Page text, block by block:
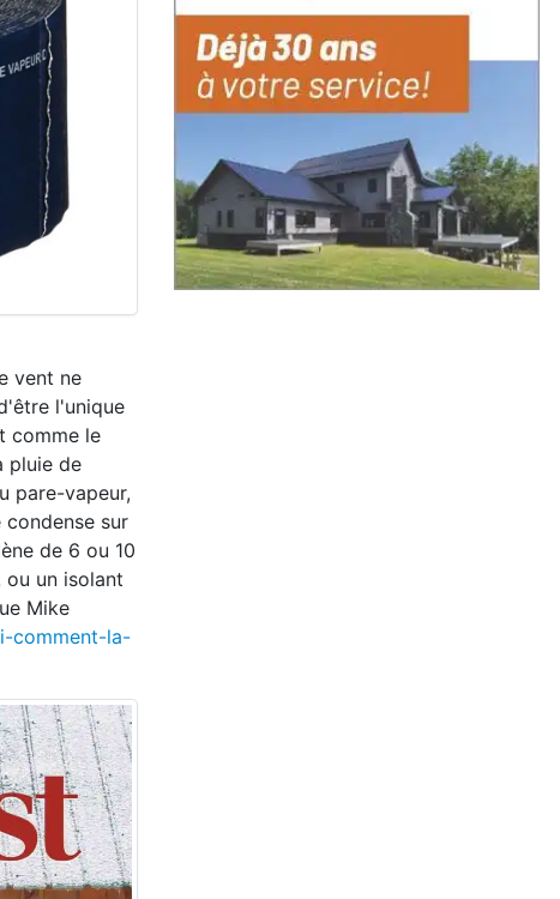
vent ne
l'unique
comme le
pluie de
pare-vapeur,
sur
de 6 ou 10
ou un isolant
Mike
comment-la-